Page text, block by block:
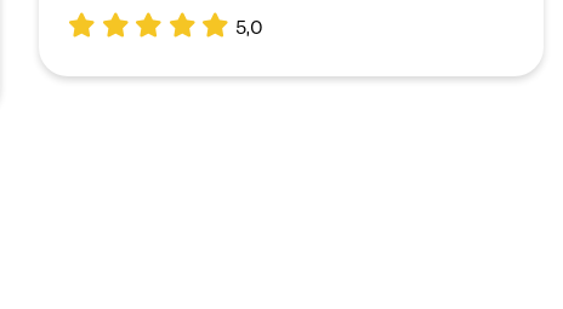
5,0